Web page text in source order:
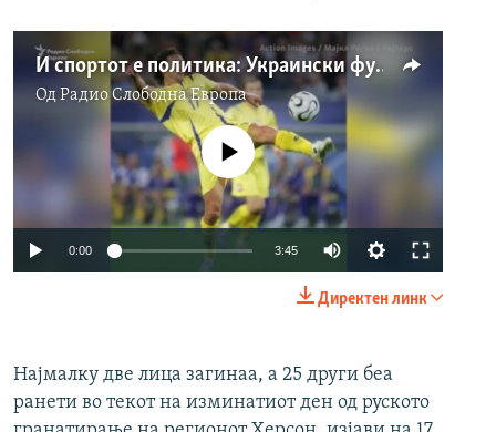
И спортот е политика: Украински фудбалер во одбрана на земјата
ОдРадио Слободна Eвропа
720p 1080p
No media source currently available
0:00 3:45
720p
Директен линк
Најмалку две лица загинаа, а 25 други беа
ранети во текот на изминатиот ден од руското